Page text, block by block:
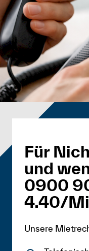
Für
und
0900
4.40/
Unsere